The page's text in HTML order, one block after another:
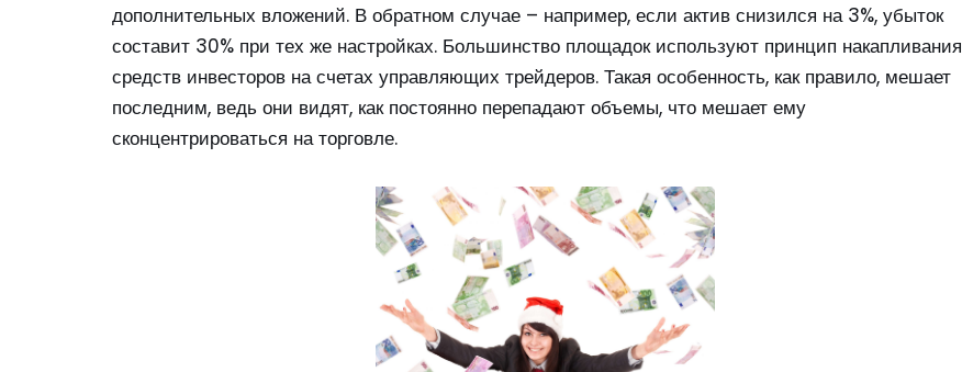
дополнительных вложений. В обратном случае – например, если актив снизился на 3%, убыток
составит 30% при тех же настройках. Большинство площадок используют принцип накапливания
средств инвесторов на счетах управляющих трейдеров. Такая особенность, как правило, мешает
последним, ведь они видят, как постоянно перепадают объемы, что мешает ему
сконцентрироваться на торговле.